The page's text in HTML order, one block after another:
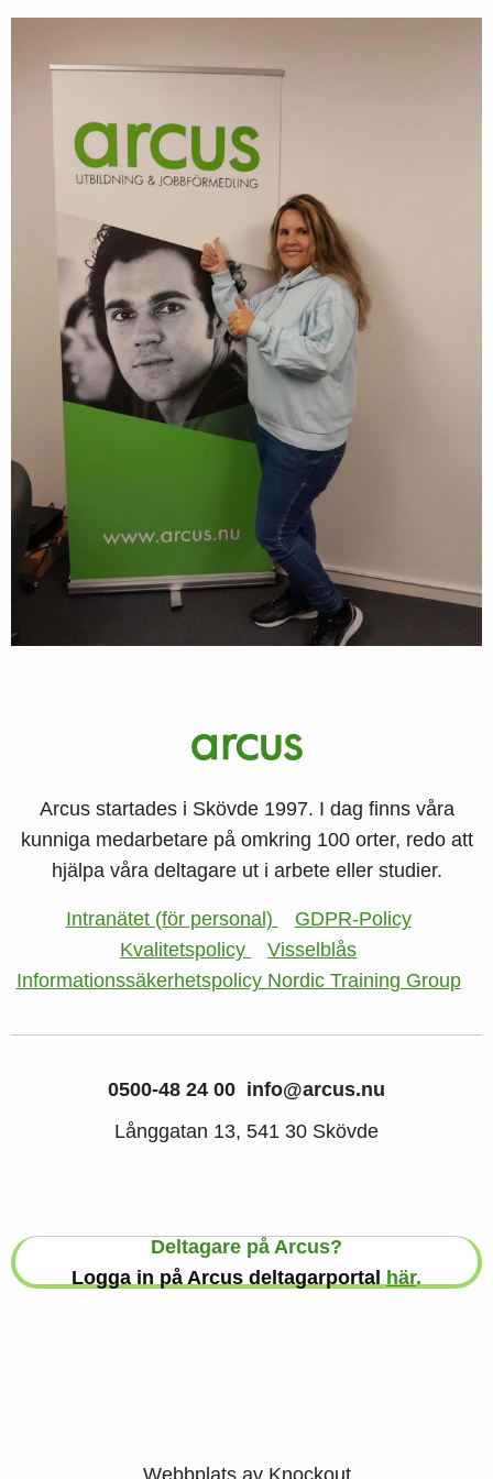
Arcus startades i Skövde 1997. I dag finns våra
kunniga medarbetare på omkring 100 orter, redo att
hjälpa våra deltagare ut i arbete eller studier.
Intranätet (för personal)
GDPR-Policy
Kvalitetspolicy
Visselblås
Informationssäkerhetspolicy Nordic Training Group
0500-48 24 00 info@arcus.nu
Långgatan 13, 541 30 Skövde
Deltagare på Arcus?
Logga in på Arcus deltagarportal
här.
Webbplats av Knockout